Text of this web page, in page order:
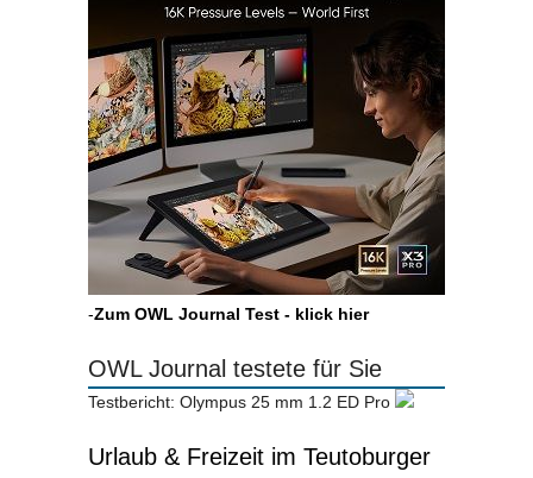
-Zum OWL Journal Test - klick hier
OWL Journal testete für Sie
Testbericht: Olympus 25 mm 1.2 ED Pro
Urlaub & Freizeit im Teutoburger